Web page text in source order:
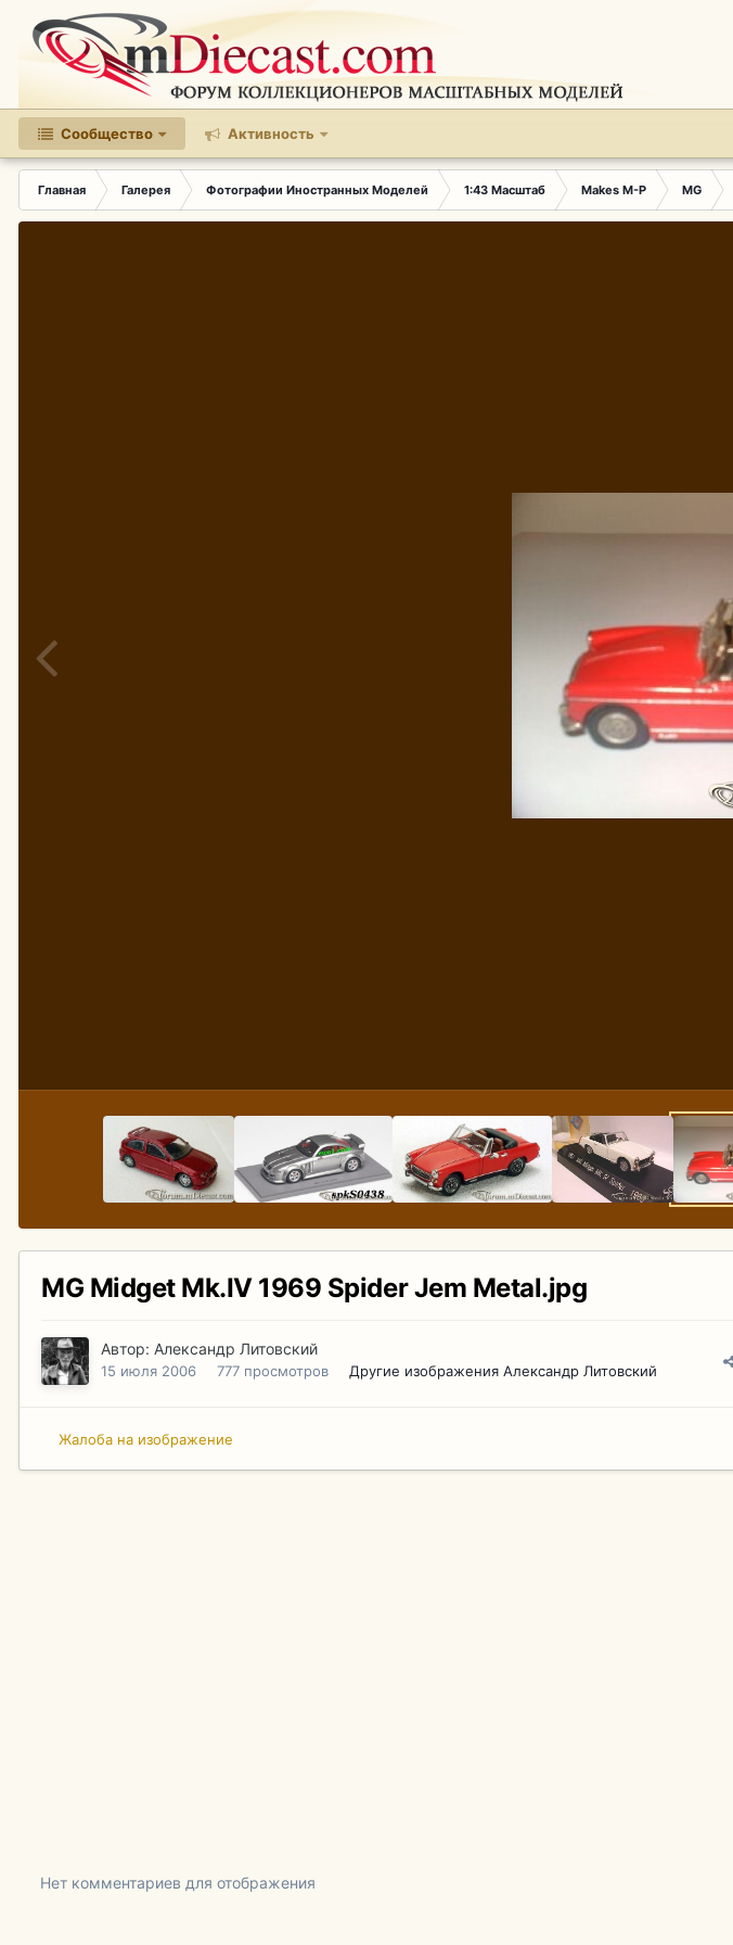
Сообщество Активность
Главная Галерея Фотографии Иностранных Моделей 1:43 Масштаб Makes M-P MG
MG Midget Mk.IV 1969 Spider Jem Metal.jpg
Автор: Александр Литовский
15 июля 2006 777 просмотров Другие изображения Александр Литовский
Жалоба на изображение
Нет комментариев для отображения